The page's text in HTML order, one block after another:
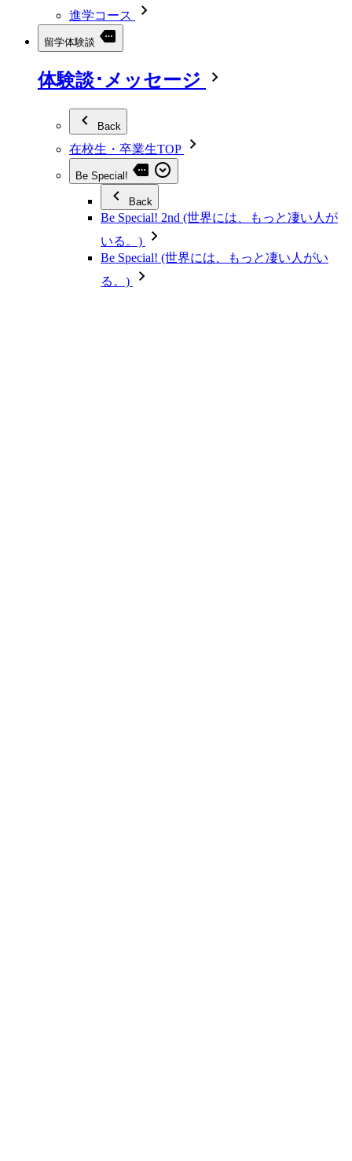
進学コース
留学体験談
体験談･メッセージ
Back
在校生・卒業生TOP
Be Special!
Back
Be Special! 2nd (世界には、もっと凄い人が
いる。)
Be Special! (世界には、もっと凄い人がい
る。)